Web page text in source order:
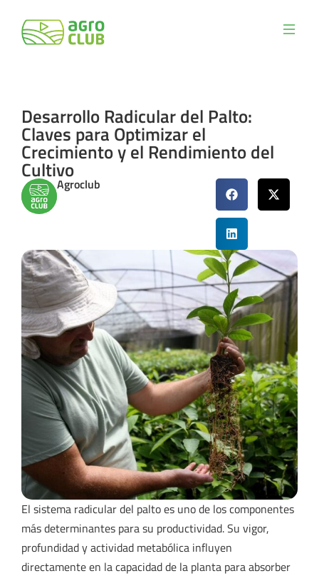
Desarrollo Radicular del Palto:
Claves para Optimizar el
Crecimiento y el Rendimiento del
Cultivo
Agroclub
El sistema radicular del palto es uno de los componentes
más determinantes para su productividad. Su vigor,
profundidad y actividad metabólica influyen
directamente en la capacidad de la planta para absorber